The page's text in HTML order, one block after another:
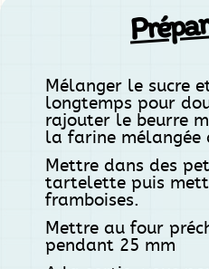
Mélanger le sucre
longtemps pour
rajouter le beurre
la farine mélangée
Mettre dans des
tartelette puis
framboises.
Mettre au four
pendant 25 mm